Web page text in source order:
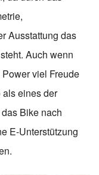
Ausstattung das
Auch wenn
viel Freude
eines der
Bike nach
E-Unterstützung